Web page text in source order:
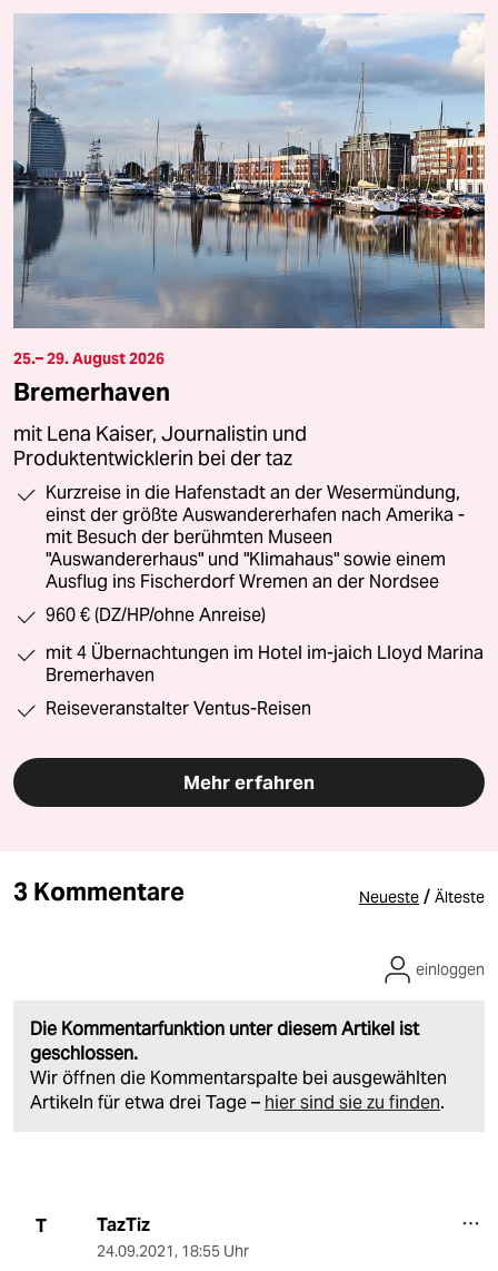
25.– 29. August 2026
Bremerhaven
mit Lena Kaiser, Journalistin und
Produktentwicklerin bei der taz
Kurzreise in die Hafenstadt an der Wesermündung,
einst der größte Auswandererhafen nach Amerika -
mit Besuch der berühmten Museen
"Auswandererhaus" und "Klimahaus" sowie einem
Ausflug ins Fischerdorf Wremen an der Nordsee
960 € (DZ/HP/ohne Anreise)
mit 4 Übernachtungen im Hotel im-jaich Lloyd Marina
Bremerhaven
Reiseveranstalter Ventus-Reisen
Mehr erfahren
3 Kommentare Neueste / Älteste
Die Kommentarfunktion unter diesem Artikel ist
geschlossen.
Wir öffnen die Kommentarspalte bei ausgewählten
Artikeln für etwa drei Tage – hier sind sie zu finden.
einloggen
T TazTiz
24.09.2021, 18:55 Uhr